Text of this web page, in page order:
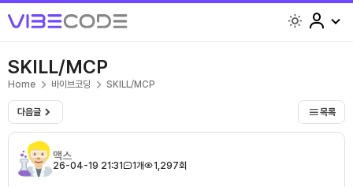
SKILL/MCP
Home 바이브코딩 SKILL/MCP
다음글 목록
맥스
26-04-19 21:31 1개 1,297회